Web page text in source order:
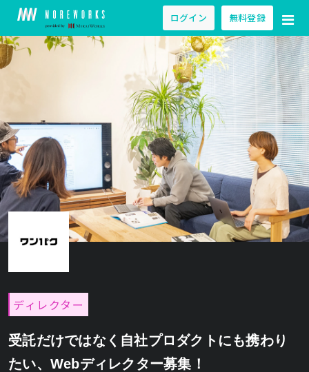
ログイン 無料登録
ディレクター
受託だけではなく自社プロダクトにも携わり
たい、Webディレクター募集！